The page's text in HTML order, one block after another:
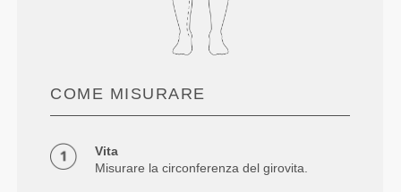
COME MISURARE
Vita
Misurare la circonferenza del girovita.